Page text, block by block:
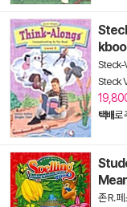
Steck-
Steck
택배로
존 R.